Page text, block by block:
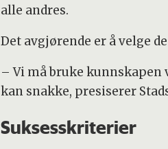
alle andres.
Det avgjørende er å velge
– Vi må bruke
kan snakke, presiserer
Suksesskriterier